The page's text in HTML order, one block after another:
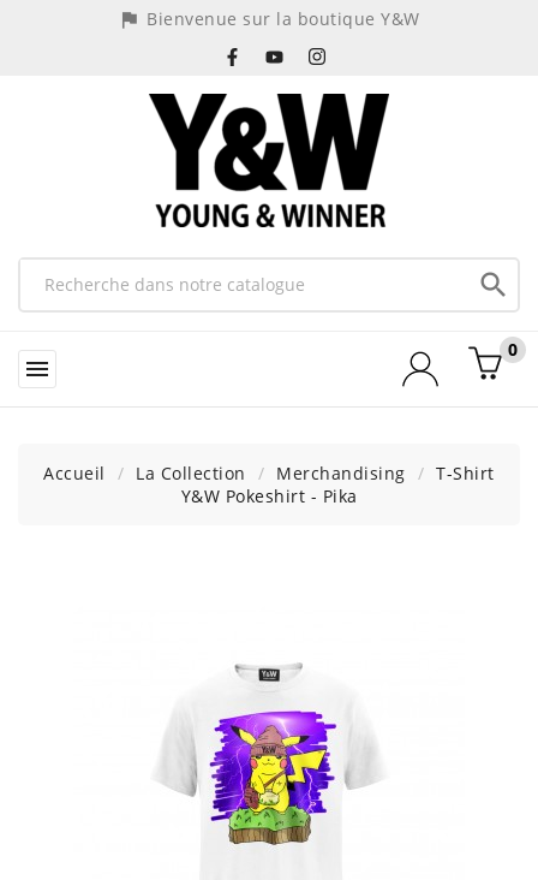
assistant_photo Bienvenue sur la boutique Y&W


0
Accueil La Collection Merchandising
T-Shirt
Y&W Pokeshirt - Pika